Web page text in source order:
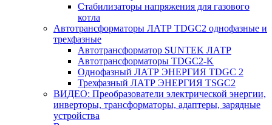
Стабилизаторы напряжения для газового
котла
Автотрансформаторы ЛАТР TDGC2 однофазные и
трехфазные
Автотрансформатор SUNTEK ЛАТР
Автотрансформаторы TDGC2-K
Однофазный ЛАТР ЭНЕРГИЯ TDGC 2
Трехфазный ЛАТР ЭНЕРГИЯ TSGC2
ВИДЕО: Преобразователи электрической энергии,
инверторы, трансформаторы, адаптеры, зарядные
устройства